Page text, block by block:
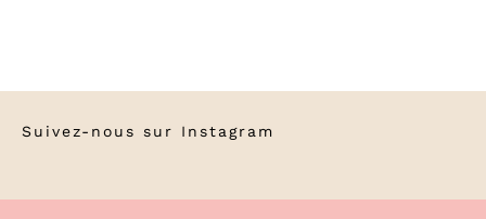
Suivez-nous sur Instagram